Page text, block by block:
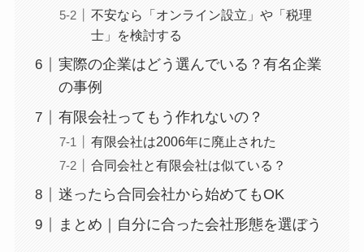
不安なら「オンライン設立」や「税理
士」を検討する
実際の企業はどう選んでいる？有名企業
の事例
有限会社ってもう作れないの？
有限会社は2006年に廃止された
合同会社と有限会社は似ている？
迷ったら合同会社から始めてもOK
まとめ｜自分に合った会社形態を選ぼう